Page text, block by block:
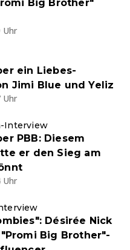
Big Brother"
Uhr
ein Liebes-
Jimi Blue und Yeliz
Uhr
Interview
PBB: Diesem
er den Sieg am
Uhr
Désirée Nick
Big Brother"-